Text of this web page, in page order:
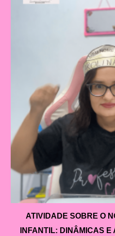
ATIVIDADE SOBRE O
INFANTIL: DINÂMICAS